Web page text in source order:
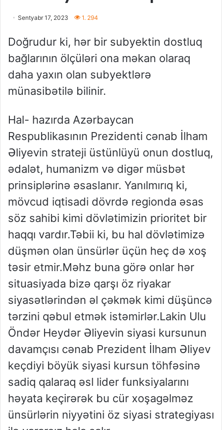
Sentyabr 17, 2023 1. 294
Doğrudur ki, hər bir subyektin dostluq
bağlarının ölçüləri ona məkan olaraq
daha yaxın olan subyektlərə
münasibətilə bilinir.
Hal- hazırda Azərbaycan
Respublikasının Prezidenti cənab İlham
Əliyevin strateji üstünlüyü onun dostluq,
ədalət, humanizm və digər müsbət
prinsiplərinə əsaslanır. Yanılmırıq ki,
mövcud iqtisadi dövrdə regionda əsas
söz sahibi kimi dövlətimizin prioritet bir
haqqı vardır.Təbii ki, bu hal dövlətimizə
düşmən olan ünsürlər üçün heç də xoş
təsir etmir.Məhz buna görə onlar hər
situasiyada bizə qarşı öz riyakar
siyasətlərindən əl çəkmək kimi düşüncə
tərzini qəbul etmək istəmirlər.Lakin Ulu
Öndər Heydər Əliyevin siyasi kursunun
davamçısı cənab Prezident İlham Əliyev
keçdiyi böyük siyasi kursun töhfəsinə
sadiq qalaraq əsl lider funksiyalarını
həyata keçirərək bu cür xoşagəlməz
ünsürlərin niyyətini öz siyasi strategiyası